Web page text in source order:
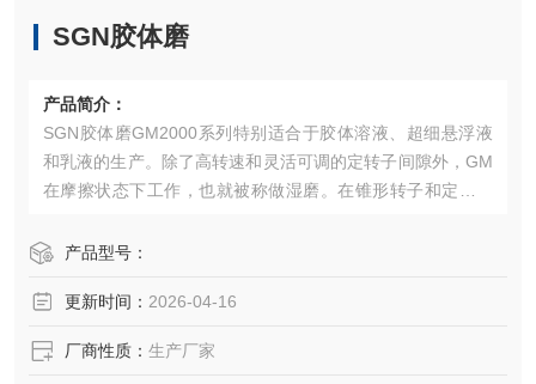
SGN胶体磨
产品简介：
SGN胶体磨GM2000系列特别适合于胶体溶液、超细悬浮液
和乳液的生产。除了高转速和灵活可调的定转子间隙外，GM
在摩擦状态下工作，也就被称做湿磨。在锥形转子和定子之
偏心运转使溶液出现涡流，因此可以达到更好的研磨分散的
产品型号：
更新时间： 2026-04-16
厂商性质： 生产厂家